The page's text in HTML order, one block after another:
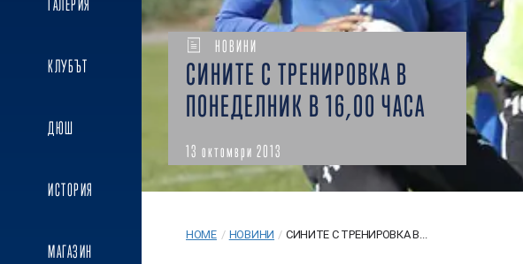
ГАЛЕРИЯ
КЛУБЪТ
ДЮШ
ИСТОРИЯ
МАГАЗИН
НОВИНИ
СИНИТЕ С ТРЕНИРОВКА В
ПОНЕДЕЛНИК В 16,00 ЧАСА
13 октомври 2013
HOME / НОВИНИ / СИНИТЕ С ТРЕНИРОВКА В...